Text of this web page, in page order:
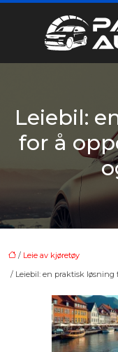
Leiebil:
for å
/ Leie av kjøretøy
/ Leiebil: en praktisk løsning